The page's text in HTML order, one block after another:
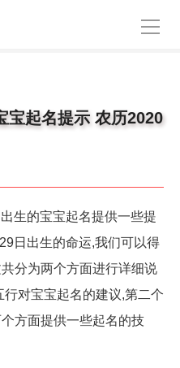
导航
宝起名提示 农历2020
生的宝宝起名提供一些提
日出生的命运,我们可以得
分为两个方面进行详细说
对宝宝起名的建议,第二个
方面提供一些起名的技